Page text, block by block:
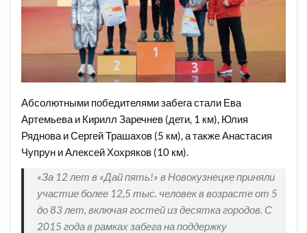
Абсолютными победителями забега стали Ева
Артемьева и Кирилл Заречнев (дети, 1 км), Юлия
Ряднова и Сергей Трашахов (5 км), а также Анастасия
Чупрун и Алексей Хохряков (10 км).
«За 12 лет в «Дай пять!» в Новокузнецке приняли
участие более 12,5 тыс. человек в возрасте от 5
до 83 лет, включая гостей из десятка городов. С
2015 года в рамках забега на поддержку